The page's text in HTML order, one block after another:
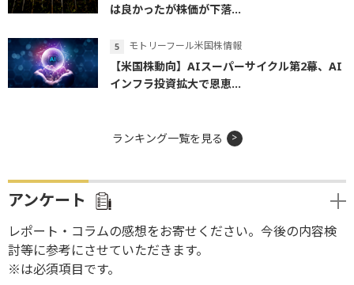
は良かったが株価が下落...
モトリーフール米国株情報
【米国株動向】AIスーパーサイクル第2幕、AI
インフラ投資拡大で恩恵...
ランキング一覧を見る
アンケート
レポート・コラムの感想をお寄せください。今後の内容検
討等に参考にさせていただきます。
※は必須項目です。